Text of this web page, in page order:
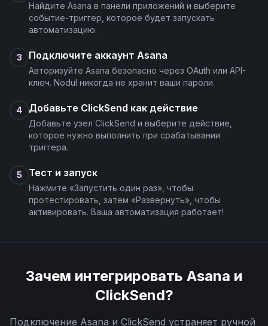
Найдите Asana в панели приложений и выберите
событие-триггер, которое будет запускать
автоматизацию.
3 Подключите аккаунт Asana
Авторизуйте Asana безопасно через OAuth или API-
ключ. Nodul никогда не хранит ваши пароли.
4 Добавьте ClickSend как действие
Добавьте узел ClickSend и выберите действие,
которое нужно выполнить при срабатывании
триггера.
5 Тест и запуск
Нажмите «Запустить один раз», чтобы
протестировать, затем «Развернуть», чтобы
активировать. Ваша автоматизация работает!
Зачем интегрировать Asana и
ClickSend?
Подключение Asana и ClickSend устраняет ручной